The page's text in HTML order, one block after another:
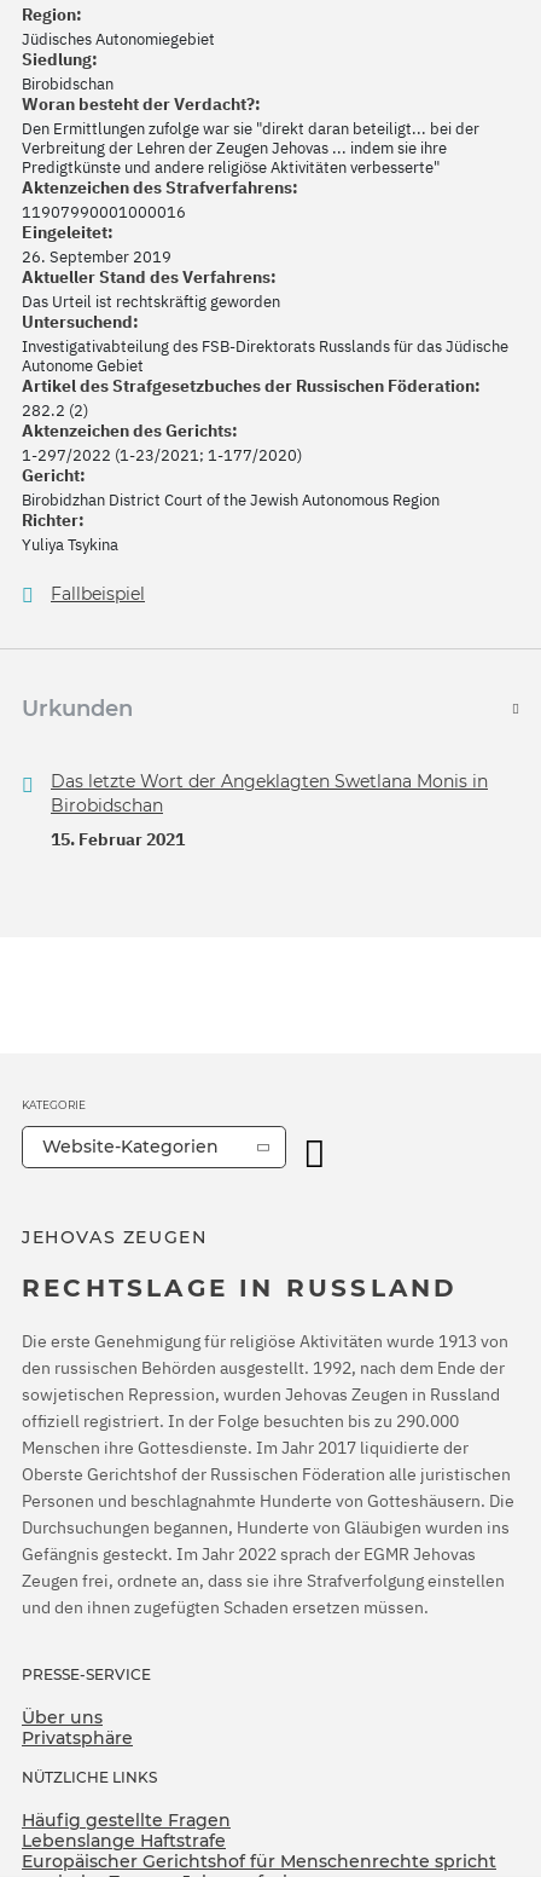
Region:
Jüdisches Autonomiegebiet
Siedlung:
Birobidschan
Woran besteht der Verdacht?:
Den Ermittlungen zufolge war sie "direkt daran beteiligt... bei der
Verbreitung der Lehren der Zeugen Jehovas ... indem sie ihre
Predigtkünste und andere religiöse Aktivitäten verbesserte"
Aktenzeichen des Strafverfahrens:
11907990001000016
Eingeleitet:
26. September 2019
Aktueller Stand des Verfahrens:
Das Urteil ist rechtskräftig geworden
Untersuchend:
Investigativabteilung des FSB-Direktorats Russlands für das Jüdische
Autonome Gebiet
Artikel des Strafgesetzbuches der Russischen Föderation:
282.2 (2)
Aktenzeichen des Gerichts:
1-297/2022 (1-23/2021; 1-177/2020)
Gericht:
Birobidzhan District Court of the Jewish Autonomous Region
Richter:
Yuliya Tsykina
Fallbeispiel
Urkunden
Das letzte Wort der Angeklagten Swetlana Monis in
Birobidschan
15. Februar 2021
JEHOVAS ZEUGEN
RECHTSLAGE IN RUSSLAND
Die erste Genehmigung für religiöse Aktivitäten wurde 1913 von
den russischen Behörden ausgestellt. 1992, nach dem Ende der
sowjetischen Repression, wurden Jehovas Zeugen in Russland
offiziell registriert. In der Folge besuchten bis zu 290.000
Menschen ihre Gottesdienste. Im Jahr 2017 liquidierte der
Oberste Gerichtshof der Russischen Föderation alle juristischen
Personen und beschlagnahmte Hunderte von Gotteshäusern. Die
Durchsuchungen begannen, Hunderte von Gläubigen wurden ins
Gefängnis gesteckt. Im Jahr 2022 sprach der EGMR Jehovas
Zeugen frei, ordnete an, dass sie ihre Strafverfolgung einstellen
und den ihnen zugefügten Schaden ersetzen müssen.
PRESSE-SERVICE
Über uns
Privatsphäre
NÜTZLICHE LINKS
Häufig gestellte Fragen
Lebenslange Haftstrafe
Europäischer Gerichtshof für Menschenrechte spricht
KATEGORIE
Website-Kategorien